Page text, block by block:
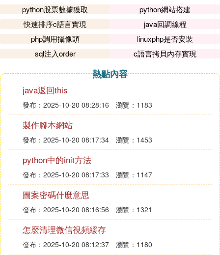
python股票數據獲取
python網站搭建
快速排序c語言實現
java回調線程
php調用攝像頭
linuxphp是否安裝
sql注入order
c語言拷貝內存實現
熱點內容
java返回this
發布：2025-10-20 08:28:16 瀏覽：1183
製作腳本網站
發布：2025-10-20 08:17:34 瀏覽：1453
python中的init方法
發布：2025-10-20 08:17:33 瀏覽：1147
圖案密碼什麼意思
發布：2025-10-20 08:16:56 瀏覽：1321
怎麼清理微信視頻緩存
發布：2025-10-20 08:12:37 瀏覽：1180